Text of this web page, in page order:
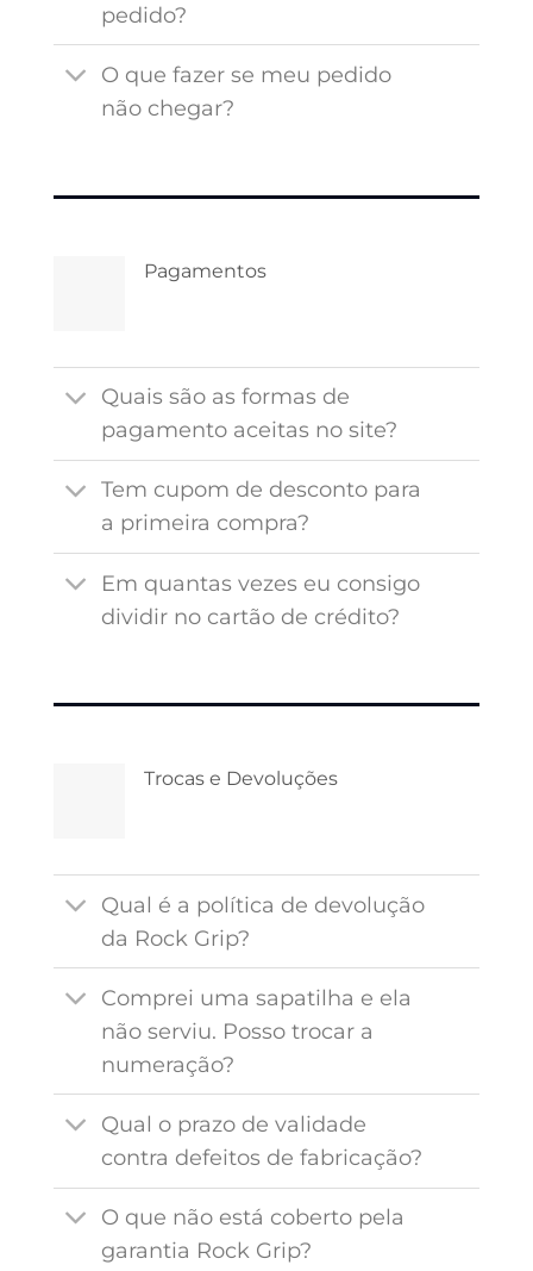
pedido?
O que fazer se meu pedido
não chegar?
Pagamentos
Quais são as formas de
pagamento aceitas no site?
Tem cupom de desconto para
a primeira compra?
Em quantas vezes eu consigo
dividir no cartão de crédito?
Trocas e Devoluções
Qual é a política de devolução
da Rock Grip?
Comprei uma sapatilha e ela
não serviu. Posso trocar a
numeração?
Qual o prazo de validade
contra defeitos de fabricação?
O que não está coberto pela
garantia Rock Grip?